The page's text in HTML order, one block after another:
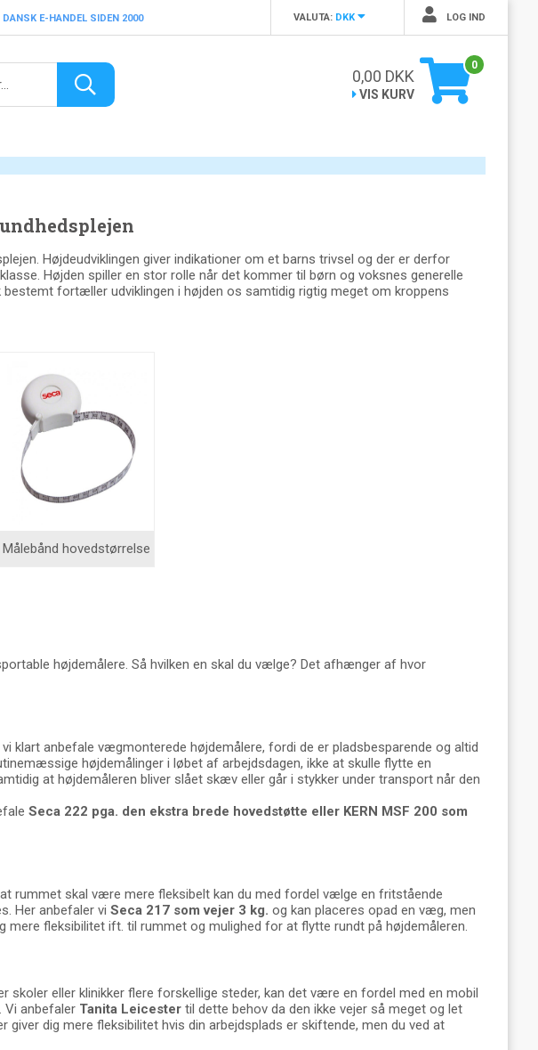
DANSK E-HANDEL SIDEN 2000 LOG IND
VALUTA: DKK
0
0,00 DKK
VIS KURV
Højdeudviklingen giver indikationer om et barns trivsel og der er derfor
. Højden spiller en stor rolle når det kommer til børn og voksnes generelle
bestemtfortæller udviklingen i højden os samtidig rigtig meget om kroppens
Målebånd hovedstørrelse
højdemålere. Så hvilken en skal du vælge? Det afhænger af hvor
klart anbefale vægmonterede højdemålere, fordi de er pladsbesparende og altid
højdemålinger i løbet af arbejdsdagen, ikke at skulle flytte en
at højdemåleren bliver slået skæv eller går i stykker under transport når den
Seca 222 pga. den ekstra brede hovedstøtte eller KERN MSF 200 som
rummet skal være mere fleksibelt kan du med fordel vælge en fritstående
Her anbefaler vi Seca 217 som vejer 3 kg. og kan placeres opad en væg, men
fleksibilitet ift. til rummet og mulighed for at flytte rundt på højdemåleren.
skoler eller klinikker flere forskellige steder, kan det være en fordel med en mobil
Vi anbefaler Tanita Leicestertil dette behov da den ikke vejer så meget og let
dig mere fleksibilitet hvis din arbejdsplads er skiftende, men du ved at